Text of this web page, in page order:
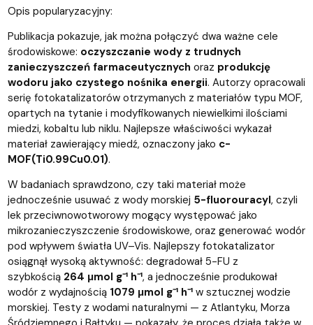
Opis popularyzacyjny:
Publikacja pokazuje, jak można połączyć dwa ważne cele
środowiskowe: oczyszczanie wody z trudnych
zanieczyszczeń farmaceutycznych oraz produkcję
wodoru jako czystego nośnika energii. Autorzy opracowali
serię fotokatalizatorów otrzymanych z materiałów typu MOF,
opartych na tytanie i modyfikowanych niewielkimi ilościami
miedzi, kobaltu lub niklu. Najlepsze właściwości wykazał
materiał zawierający miedź, oznaczony jako c-
MOF(Ti0.99Cu0.01).
W badaniach sprawdzono, czy taki materiał może
jednocześnie usuwać z wody morskiej 5-fluorouracyl, czyli
lek przeciwnowotworowy mogący występować jako
mikrozanieczyszczenie środowiskowe, oraz generować wodór
pod wpływem światła UV–Vis. Najlepszy fotokatalizator
osiągnął wysoką aktywność: degradował 5-FU z
szybkością 264 μmol g⁻¹ h⁻¹, a jednocześnie produkował
wodór z wydajnością 1079 μmol g⁻¹ h⁻¹w sztucznej wodzie
morskiej. Testy z wodami naturalnymi — z Atlantyku, Morza